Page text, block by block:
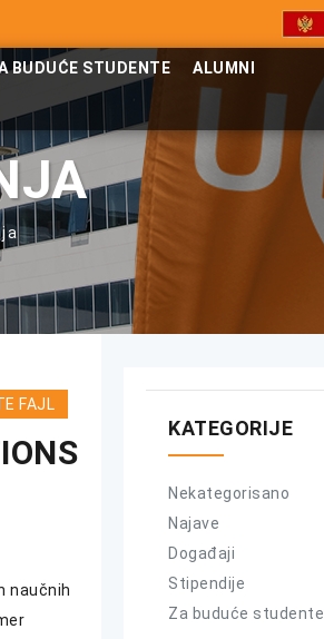
BUDUĆE STUDENTE ALUMNI
FAJL
naučnih
KATEGORIJE
Nekategorisano
Najave
Događaji
Stipendije
Za buduće studente